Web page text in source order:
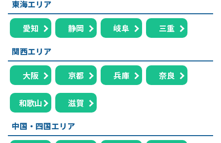
東海エリア
愛知 静岡 岐阜
三重
関西エリア
大阪 京都 兵庫 奈良
和歌山
滋賀
中国・四国エリア